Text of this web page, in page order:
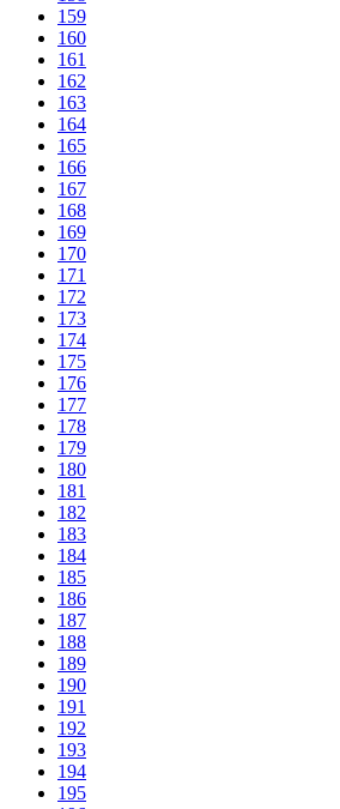
159
160
161
162
163
164
165
166
167
168
169
170
171
172
173
174
175
176
177
178
179
180
181
182
183
184
185
186
187
188
189
190
191
192
193
194
195